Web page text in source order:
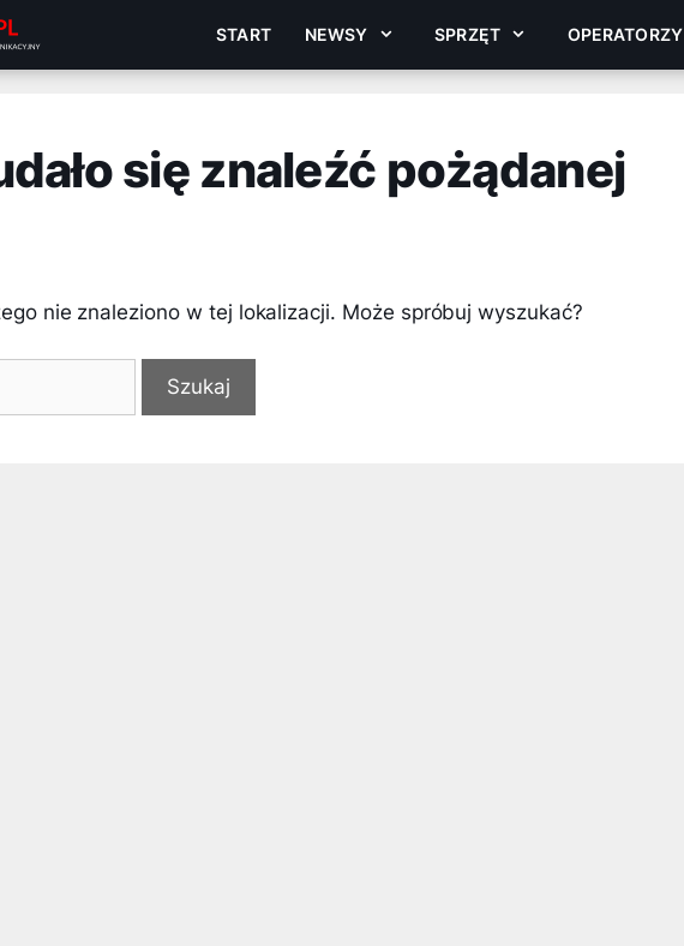
START NEWSY SPRZĘT OPERATORZY
się znaleźć pożądanej
nie znaleziono w tej lokalizacji. Może spróbuj wyszukać?